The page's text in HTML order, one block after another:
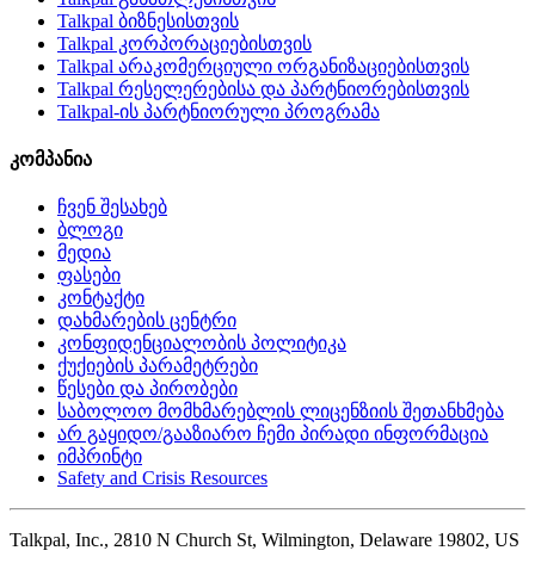
Talkpal ბიზნესისთვის
Talkpal კორპორაციებისთვის
Talkpal არაკომერციული ორგანიზაციებისთვის
Talkpal რესელერებისა და პარტნიორებისთვის
Talkpal-ის პარტნიორული პროგრამა
კომპანია
ჩვენ შესახებ
ბლოგი
მედია
ფასები
კონტაქტი
დახმარების ცენტრი
კონფიდენციალობის პოლიტიკა
ქუქიების პარამეტრები
წესები და პირობები
საბოლოო მომხმარებლის ლიცენზიის შეთანხმება
არ გაყიდო/გააზიარო ჩემი პირადი ინფორმაცია
იმპრინტი
Safety and Crisis Resources
Talkpal, Inc., 2810 N Church St, Wilmington, Delaware 19802, US